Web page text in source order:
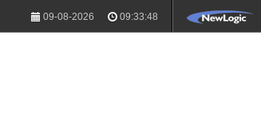
09-08-2026 09:33:48